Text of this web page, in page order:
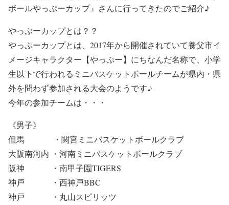
ボールやっぷーカップ』さんに行ってきたのでご紹介♪
やっぷーカップとは？？
やっぷーカップとは、2017年から開催されていて養父市イ
メージキャラクター【やっぷー】にちなんだ名称で、小学
生以下で行われるミニバスケットボールチームが県内・県
外を問わず参加される大会のようです♪
今年の参加チームは・・・
《男子》
但馬 ・関宮ミニバスケットボールクラブ
大阪南河内 ・河南ミニバスケットボールクラブ
阪神 ・南甲子園TIGERS
神戸 ・西神戸BBC
神戸 ・丸山スピリッツ